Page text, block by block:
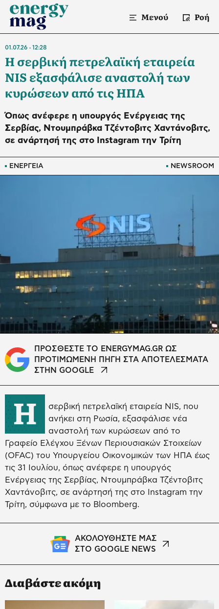
Μενού Ροή
ΕΝΕΡΓΕΙΑ NEWSROOM
01.07.26 12:28
Η σερβική πετρελαϊκή εταιρεία
NIS εξασφάλισε αναστολή των
κυρώσεων από τις ΗΠΑ
Όπως ανέφερε η υπουργός Ενέργειας της
Σερβίας, Ντουμπράβκα Τζέντοβιτς Χαντάνοβιτς,
σε ανάρτησή της στο Instagram την Τρίτη
ΠΡΟΣΘΕΣΤΕ ΤΟ ENERGYMAG.GR ΩΣ
ΠΡΟΤΙΜΩΜΕΝΗ ΠΗΓΗ ΣΤΑ ΑΠΟΤΕΛΕΣΜΑΤΑ
ΣΤΗΝ GOOGLE
Η
σερβική πετρελαϊκή εταιρεία NIS, που
ανήκει στη Ρωσία, εξασφάλισε νέα
αναστολή των κυρώσεων από το
Γραφείο Ελέγχου Ξένων Περιουσιακών Στοιχείων
(OFAC) του Υπουργείου Οικονομικών των ΗΠΑ έως
τις 31 Ιουλίου, όπως ανέφερε η υπουργός
Ενέργειας της Σερβίας, Ντουμπράβκα Τζέντοβιτς
Χαντάνοβιτς, σε ανάρτησή της στο Instagram την
Τρίτη, σύμφωνα με το Bloomberg.
ΑΚΟΛΟΥΘΗΣΤΕ ΜΑΣ
ΣΤΟ GOOGLE NEWS
Διαβάστε ακόμη